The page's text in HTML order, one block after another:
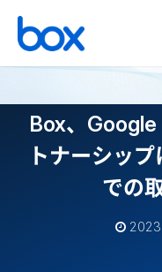
Box、
トナーシッ
での